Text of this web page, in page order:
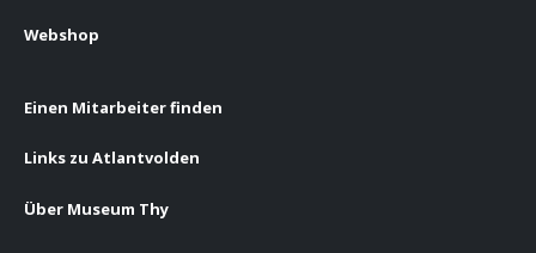
Webshop
Einen Mitarbeiter finden
Links zu Atlantvolden
Über Museum Thy